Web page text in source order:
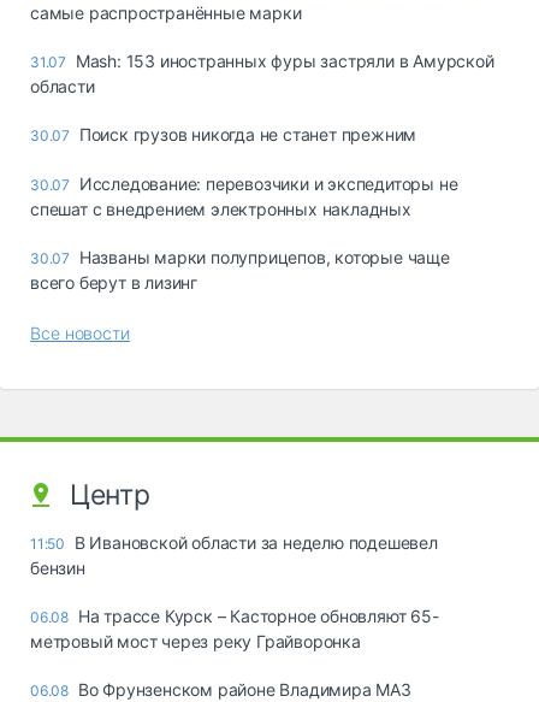
самые распространённые марки
31.07
Mash: 153 иностранных фуры застряли в Амурской
области
30.07 Поиск грузов никогда не станет прежним
30.07
Исследование: перевозчики и экспедиторы не
спешат с внедрением электронных накладных
30.07
Названы марки полуприцепов, которые чаще
всего берут в лизинг
Все новости
Центр
11:50
В Ивановской области за неделю подешевел
бензин
06.08 На трассе Курск – Касторное обновляют 65-
метровый мост через реку Грайворонка
06.08 Во Фрунзенском районе Владимира МАЗ